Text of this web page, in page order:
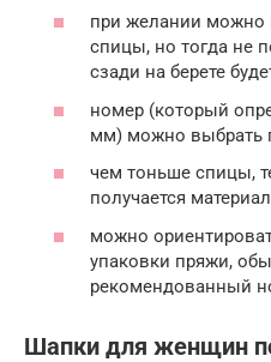
при желании можно
спицы, но тогда не
сзади на берете
номер (который
мм) можно выбрать
чем тоньше спицы,
получается
можно
упаковки пряжи,
рекомендованный
Шапки для женщин